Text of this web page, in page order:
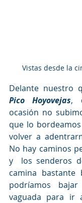
Vistas desde la
Delante nuestro
Pico Hoyovejas,
ocasión no
que lo
volver a
No hay caminos
y  los senderos
camina bastante
podríamos
vaguada para ir